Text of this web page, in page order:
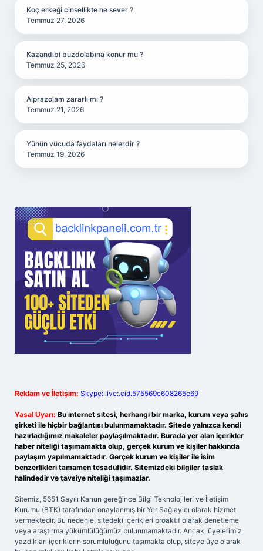
Koç erkeği cinsellikte ne sever ?
Temmuz 27, 2026
Kazandibi buzdolabına konur mu ?
Temmuz 25, 2026
Alprazolam zararlı mı ?
Temmuz 21, 2026
Yünün vücuda faydaları nelerdir ?
Temmuz 19, 2026
Reklam ve İletişim: Skype: live:.cid.575569c608265c69
Yasal Uyarı: Bu internet sitesi, herhangi bir marka, kurum veya şahıs
şirketi ile hiçbir bağlantısı bulunmamaktadır. Sitede yalnızca kendi
hazırladığımız makaleler paylaşılmaktadır. Burada yer alan içerikler
haber niteliği taşımamakta olup, gerçek kurum ve kişiler hakkında
paylaşım yapılmamaktadır. Gerçek kurum ve kişiler ile isim
benzerlikleri tamamen tesadüfidir. Sitemizdeki bilgiler taslak
halindedir ve tavsiye niteliği taşımazlar.
Sitemiz, 5651 Sayılı Kanun gereğince Bilgi Teknolojileri ve İletişim
Kurumu (BTK) tarafından onaylanmış bir Yer Sağlayıcı olarak hizmet
vermektedir. Bu nedenle, sitedeki içerikleri proaktif olarak denetleme
veya araştırma yükümlülüğümüz bulunmamaktadır. Ancak, üyelerimiz
yazdıkları içeriklerin sorumluluğunu taşımakta olup, siteye üye olarak